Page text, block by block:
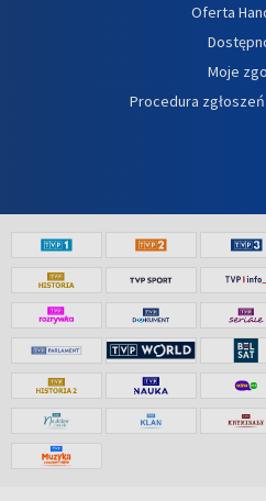
Oferta
Moje
Procedura